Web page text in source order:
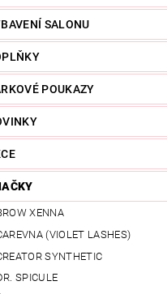
SALONU
POUKAZY
XENNA
(VIOLET LASHES)
SYNTHETIC
SPICULE